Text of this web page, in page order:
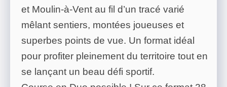
et Moulin-à-Vent au fil d’un tracé varié
mêlant sentiers, montées joueuses et
superbes points de vue. Un format idéal
pour profiter pleinement du territoire tout en
se lançant un beau défi sportif.